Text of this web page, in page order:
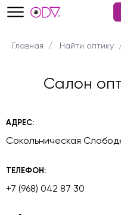
Главная Найти оптику
Салон
АДРЕС:
Сокольническая
ТЕЛЕФОН:
+7 (968) 042 87 30